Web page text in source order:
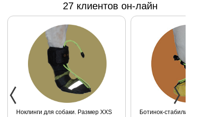
27 клиентов он-лайн
Ноклинги для собаки. Размер XXS
Ботинок-стабилизатор для